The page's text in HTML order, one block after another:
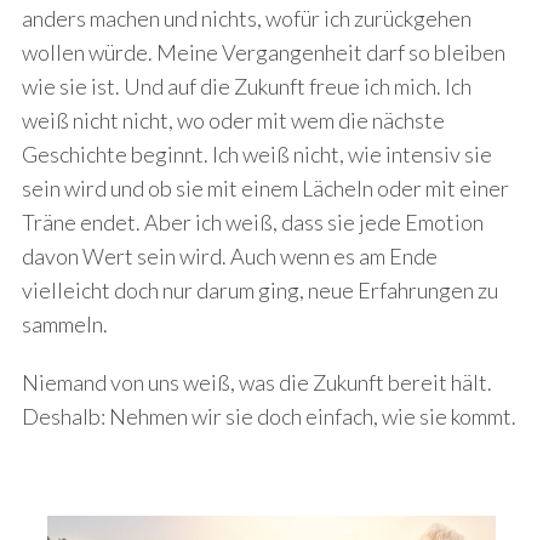
anders machen und nichts, wofür ich zurückgehen
wollen würde. Meine Vergangenheit darf so bleiben
wie sie ist. Und auf die Zukunft freue ich mich. Ich
weiß nicht nicht, wo oder mit wem die nächste
Geschichte beginnt. Ich weiß nicht, wie intensiv sie
sein wird und ob sie mit einem Lächeln oder mit einer
Träne endet. Aber ich weiß, dass sie jede Emotion
davon Wert sein wird. Auch wenn es am Ende
vielleicht doch nur darum ging, neue Erfahrungen zu
sammeln.
Niemand von uns weiß, was die Zukunft bereit hält.
Deshalb: Nehmen wir sie doch einfach, wie sie kommt.